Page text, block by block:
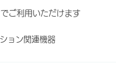
ご利用いただけます
ョン関連機器